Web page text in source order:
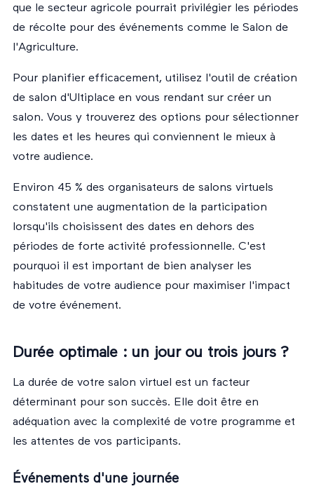
que le secteur agricole pourrait privilégier les périodes
de récolte pour des événements comme le Salon de
l'Agriculture.
Pour planifier efficacement, utilisez l'outil de création
de salon d'Ultiplace en vous rendant sur créer un
salon. Vous y trouverez des options pour sélectionner
les dates et les heures qui conviennent le mieux à
votre audience.
Environ 45 % des organisateurs de salons virtuels
constatent une augmentation de la participation
lorsqu'ils choisissent des dates en dehors des
périodes de forte activité professionnelle. C'est
pourquoi il est important de bien analyser les
habitudes de votre audience pour maximiser l'impact
de votre événement.
Durée optimale : un jour ou trois jours ?
La durée de votre salon virtuel est un facteur
déterminant pour son succès. Elle doit être en
adéquation avec la complexité de votre programme et
les attentes de vos participants.
Événements d'une journée